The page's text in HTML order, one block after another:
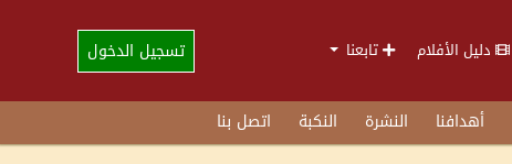
دليل الأفلام تابعنا تسجيل الدخول
أهدافنا النشرة النكبة اتصل بنا